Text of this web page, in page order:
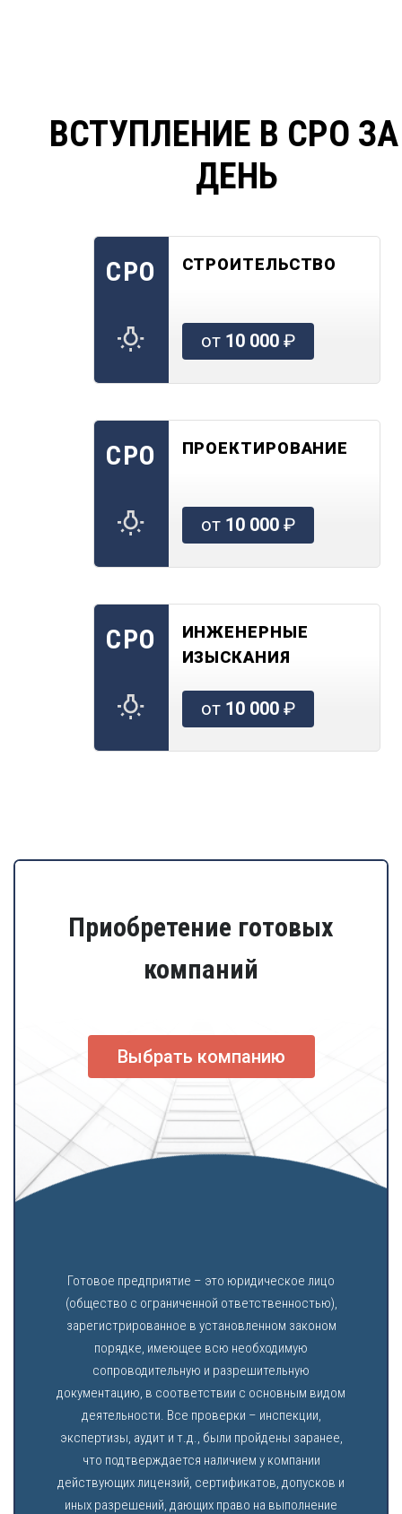
ВСТУПЛЕНИЕ В СРО
ДЕНЬ
СРО СТРОИТЕЛЬСТВО
от 10 000₽
СРО ПРОЕКТИРОВАНИЕ
от 10 000₽
СРО
ИНЖЕНЕРНЫЕ
ИЗЫСКАНИЯ
от 10 000₽
Приобретение готовых
компаний
Выбрать компанию
Готовое предприятие – это юридическое лицо
(общество с ограниченной ответственностью),
зарегистрированное в установленном законом
порядке, имеющее всю необходимую
сопроводительную и разрешительную
документацию, в соответствии с основным видом
деятельности. Все проверки – инспекции,
экспертизы, аудит и т.д., были пройдены заранее,
что подтверждается наличием у компании
действующих лицензий, сертификатов, допусков и
иных разрешений, дающих право на выполнение